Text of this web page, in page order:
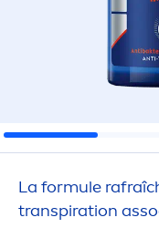
La formule
transpiration